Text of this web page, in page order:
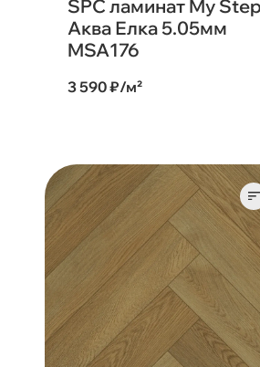
SPC ламинат My Step
Аква Елка 5.05мм
MSA176
3 590 ₽/м²